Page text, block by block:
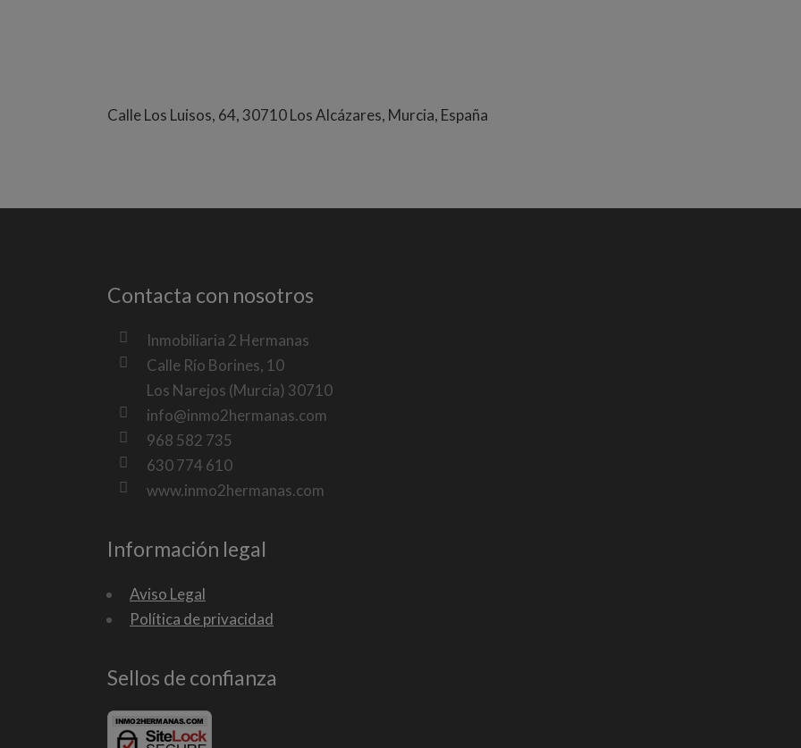
Calle Los Luisos, 64, 30710 Los Alcázares, Murcia, España
Contacta con nosotros
Inmobiliaria 2 Hermanas
Calle Río Borines, 10
Los Narejos (Murcia) 30710
info@inmo2hermanas.com
968 582 735
630 774 610
www.inmo2hermanas.com
Información legal
Aviso Legal
Política de privacidad
Sellos de confianza